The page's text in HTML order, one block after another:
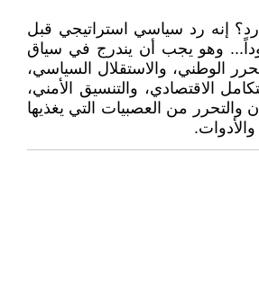
إنه رد سياسي استراتيجي قبل
وهو يجب أن يندرج في سياق
الوطني، والاستقلال السياسي،
الاقتصادي، والتنسيق الأمني،
والتحرر من العصبيات التي يغذيها
والأدوات.